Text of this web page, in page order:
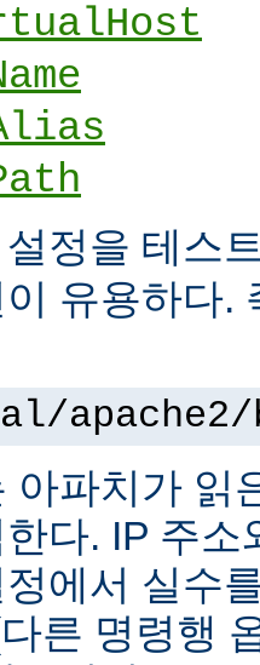
정을 테스
유용하다.
아파치가 읽
다. IP 주
에서 실수
른 명령행